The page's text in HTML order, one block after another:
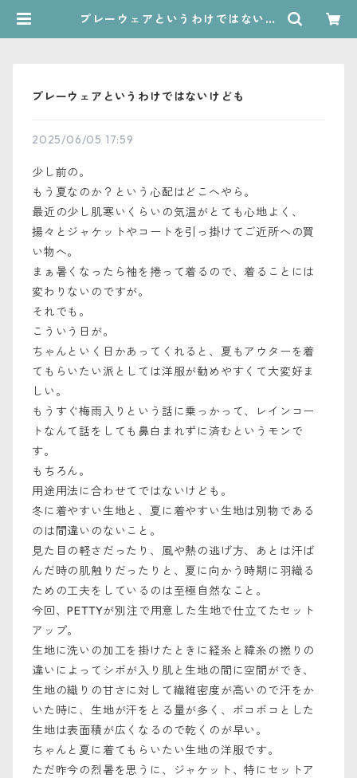
プレーウェアというわけではないけ
プレーウェアというわけではないけども
2025/06/05 17:59
少し前の。
もう夏なのか？という心配はどこへやら。
最近の少し肌寒いくらいの気温がとても心地よく、
揚々とジャケットやコートを引っ掛けてご近所への買
い物へ。
まぁ暑くなったら袖を捲って着るので、着ることには
変わりないのですが。
それでも。
こういう日が。
ちゃんといく日かあってくれると、夏もアウターを着
てもらいたい派としては洋服が勧めやすくて大変好ま
しい。
もうすぐ梅雨入りという話に乗っかって、レインコー
トなんて話をしても鼻白まれずに済むというモンで
す。
もちろん。
用途用法に合わせてではないけども。
冬に着やすい生地と、夏に着やすい生地は別物である
のは間違いのないこと。
見た目の軽さだったり、風や熱の逃げ方、あとは汗ば
んだ時の肌触りだったりと、夏に向かう時期に羽織る
ための工夫をしているのは至極自然なこと。
今回、PETTYが別注で用意した生地で仕立てたセット
アップ。
生地に洗いの加工を掛けたときに経糸と緯糸の撚りの
違いによってシボが入り肌と生地の間に空間ができ、
生地の織りの甘さに対して繊維密度が高いので汗をか
いた時に、生地が汗をとる量が多く、ボコボコとした
生地は表面積が広くなるので乾くのが早い。
ちゃんと夏に着てもらいたい生地の洋服です。
ただ昨今の烈暑を思うに、ジャケット、特にセットア